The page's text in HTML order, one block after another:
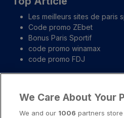
Les meilleurs sites de paris
Code promo ZEbet
Bonus Paris Sportif
code promo winamax
code promo FDJ
Liens importants
A propos
We Care About Your
We and our 1006 partners